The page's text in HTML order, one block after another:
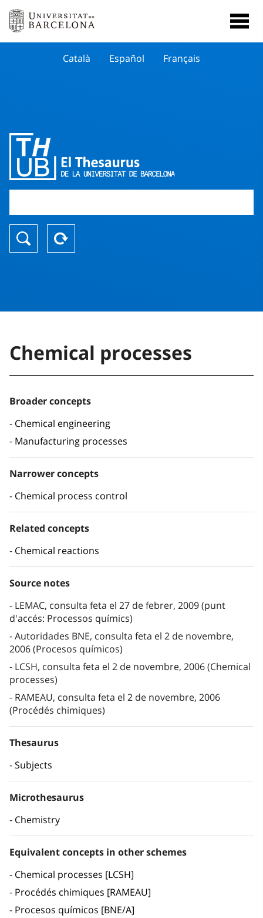
Català Español Français
Chemical processes
Broader concepts
Chemical engineering
Manufacturing processes
Narrower concepts
Chemical process control
Related concepts
Chemical reactions
Source notes
LEMAC, consulta feta el 27 de febrer, 2009 (punt
d'accés: Processos químics)
Autoridades BNE, consulta feta el 2 de novembre,
2006 (Procesos químicos)
LCSH, consulta feta el 2 de novembre, 2006 (Chemical
processes)
RAMEAU, consulta feta el 2 de novembre, 2006
(Procédés chimiques)
Thesaurus
Subjects
Microthesaurus
Chemistry
Equivalent concepts in other schemes
Chemical processes [LCSH]
Procédés chimiques [RAMEAU]
Procesos químicos [BNE/A]